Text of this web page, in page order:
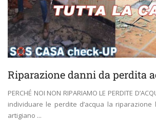
Riparazione danni da perdita
PERCHÉ NOI NON RIPARIAMO LE PERDITE
individuare le perdite d’acqua la riparazione
artigiano ...